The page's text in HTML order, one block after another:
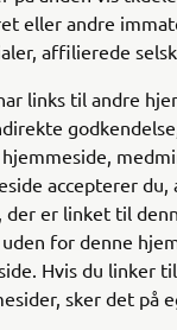
eller andre
affilierede
links til andre
accepterer
er linket til
for denne
Hvis du linker
sker det på